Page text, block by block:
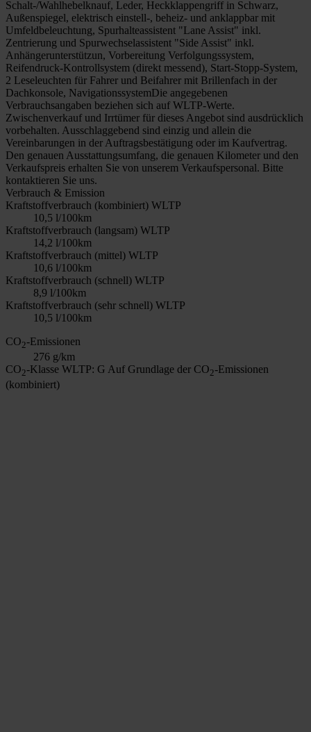
Schalt-/Wahlhebelknauf, Leder, Heckklappengriff in Schwarz,
Außenspiegel, elektrisch einstell-, beheiz- und anklappbar mit
Umfeldbeleuchtung, Spurhalteassistent "Lane Assist" inkl.
Zentrierung und Spurwechselassistent "Side Assist" inkl.
Anhängerunterstützun, Vorbereitung Verfolgungssystem,
Reifendruck-Kontrollsystem (direkt messend), Start-Stopp-System,
2 Leseleuchten für Fahrer und Beifahrer mit Brillenfach in der
Dachkonsole, NavigationssystemDie angegebenen
Verbrauchsangaben beziehen sich auf WLTP-Werte.
Zwischenverkauf und Irrtümer für dieses Angebot sind ausdrücklich
vorbehalten. Ausschlaggebend sind einzig und allein die
Vereinbarungen in der Auftragsbestätigung oder im Kaufvertrag.
Den genauen Ausstattungsumfang, die genauen Kilometer und den
Verkaufspreis erhalten Sie von unserem Verkaufspersonal. Bitte
kontaktieren Sie uns.
Verbrauch & Emission
Kraftstoffverbrauch (kombiniert) WLTP
10,5 l/100km
Kraftstoffverbrauch (langsam) WLTP
14,2 l/100km
Kraftstoffverbrauch (mittel) WLTP
10,6 l/100km
Kraftstoffverbrauch (schnell) WLTP
8,9 l/100km
Kraftstoffverbrauch (sehr schnell) WLTP
10,5 l/100km
CO2-Emissionen
276 g/km
CO2-Klasse WLTP: G Auf Grundlage der CO2-Emissionen
(kombiniert)